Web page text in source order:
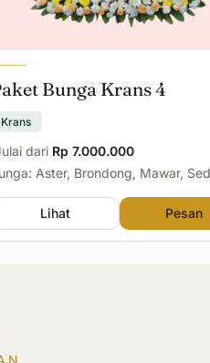
Bunga Krans 4
Krans
dari Rp 7.000.000
Aster, Brondong, Mawar,
Lihat
Pesan